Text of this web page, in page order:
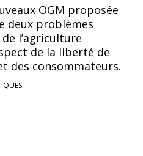
OGM proposée
deux problèmes
l’agriculture
de la liberté de
des consommateurs.